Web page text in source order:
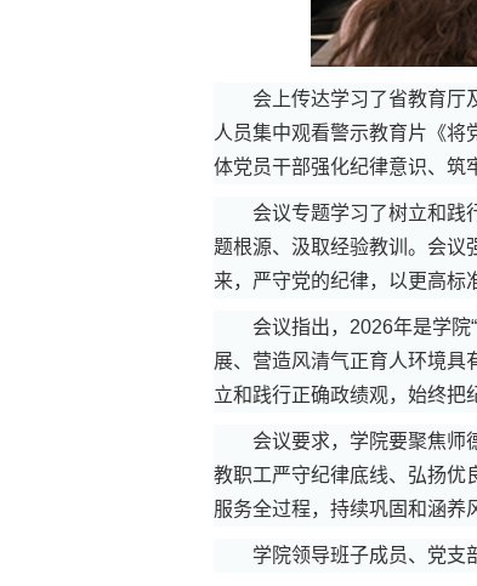
会上传达学习了省教育厅
人员集中观看警示教育片《
体党员干部强化纪律意识、筑
会议专题学习了树立和践
题根源、汲取经验教训。会议
来，严守党的纪律，以更高标
会议指出，2026年是学
展、营造风清气正育人环境具
立和践行正确政绩观，始终把
会议要求，学院要聚焦师
教职工严守纪律底线、弘扬优
服务全过程，持续巩固和涵养
学院领导班子成员、党支